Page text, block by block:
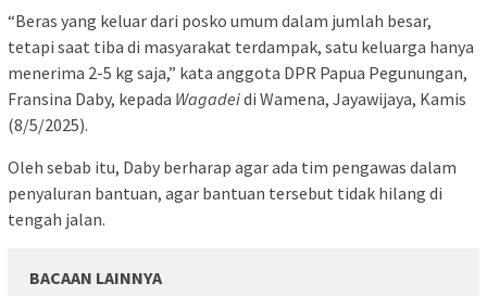
“Beras yang keluar dari posko umum dalam jumlah besar,
tetapi saat tiba di masyarakat terdampak, satu keluarga hanya
menerima 2-5 kg saja,” kata anggota DPR Papua Pegunungan,
Fransina Daby, kepada Wagadeidi Wamena, Jayawijaya, Kamis
(8/5/2025).
Oleh sebab itu, Daby berharap agar ada tim pengawas dalam
penyaluran bantuan, agar bantuan tersebut tidak hilang di
tengah jalan.
BACAAN LAINNYA